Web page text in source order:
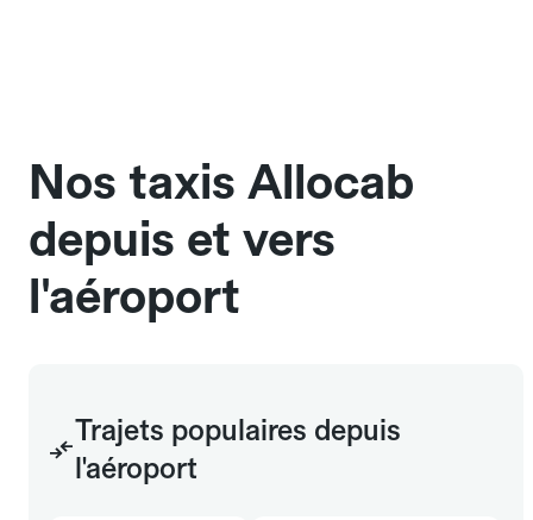
Nos taxis Allocab
depuis et vers
l'aéroport
Trajets populaires depuis
l'aéroport